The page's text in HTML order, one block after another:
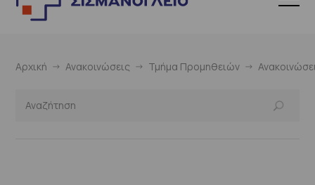
Αρχική Ανακοινώσεις Τμήμα Προμηθειών